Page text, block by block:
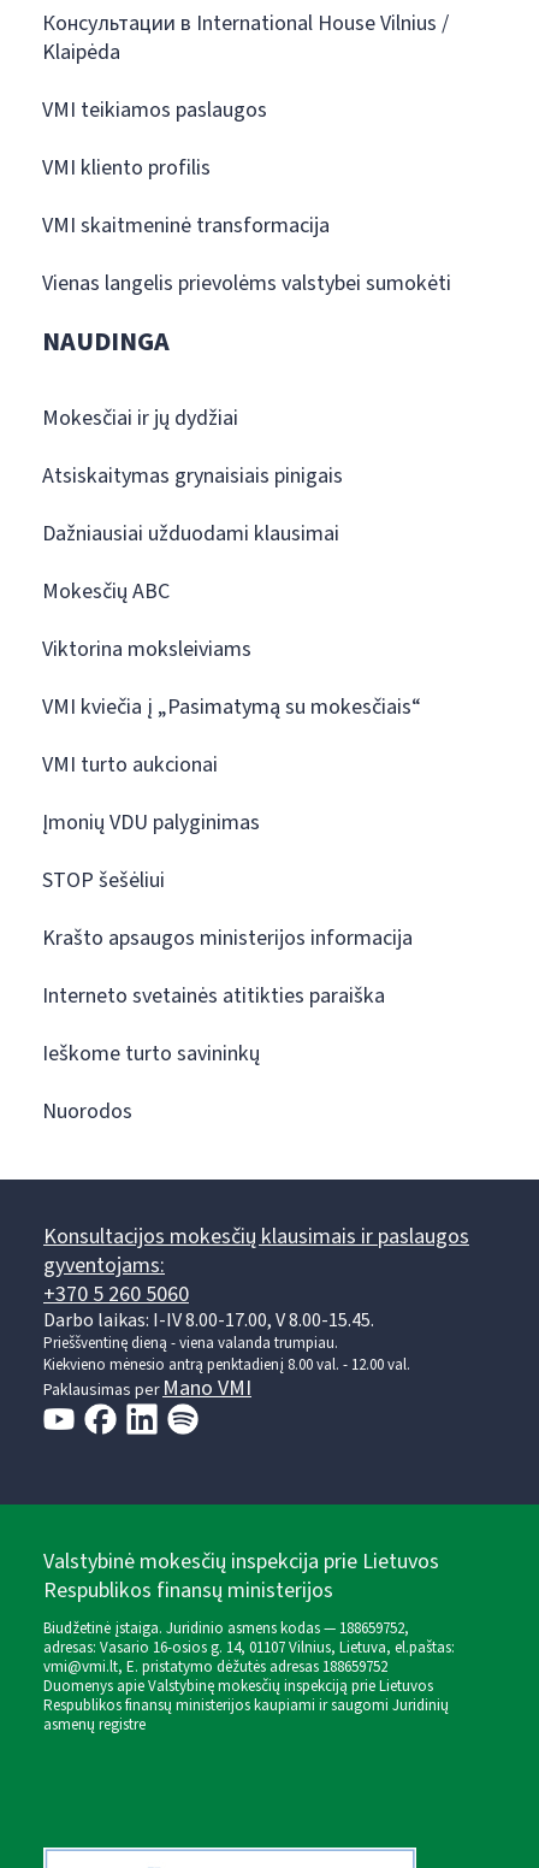
Консультации в International House Vilnius /
Klaipėda
VMI teikiamos paslaugos
VMI kliento profilis
VMI skaitmeninė transformacija
Vienas langelis prievolėms valstybei sumokėti
NAUDINGA
Mokesčiai ir jų dydžiai
Atsiskaitymas grynaisiais pinigais
Dažniausiai užduodami klausimai
Mokesčių ABC
Viktorina moksleiviams
VMI kviečia į „Pasimatymą su mokesčiais“
VMI turto aukcionai
Įmonių VDU palyginimas
STOP šešėliui
Krašto apsaugos ministerijos informacija
Interneto svetainės atitikties paraiška
Ieškome turto savininkų
Nuorodos
Konsultacijos mokesčių klausimais ir paslaugos
gyventojams:
+370 5 260 5060
Darbo laikas: I-IV 8.00-17.00, V 8.00-15.45.
Prieššventinę dieną - viena valanda trumpiau.
Kiekvieno mėnesio antrą penktadienį 8.00 val. - 12.00 val.
Paklausimas perMano VMI
Valstybinė mokesčių inspekcija prie Lietuvos
Respublikos finansų ministerijos
Biudžetinė įstaiga. Juridinio asmens kodas — 188659752,
adresas: Vasario 16-osios g. 14, 01107 Vilnius, Lietuva, el.paštas:
vmi@vmi.lt, E. pristatymo dėžutės adresas 188659752
Duomenys apie Valstybinę mokesčių inspekciją prie Lietuvos
Respublikos finansų ministerijos kaupiami ir saugomi Juridinių
asmenų registre